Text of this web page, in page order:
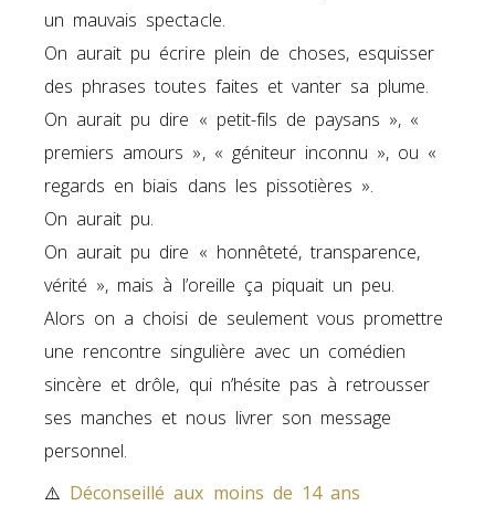
un mauvais spectacle.
On aurait pu écrire plein de choses, esquisser
des phrases toutes faites et vanter sa plume.
On aurait pu dire « petit-fils de paysans », «
premiers amours », « géniteur inconnu », ou «
regards en biais dans les pissotières ».
On aurait pu.
On aurait pu dire « honnêteté, transparence,
vérité », mais à l’oreille ça piquait un peu.
Alors on a choisi de seulement vous promettre
une rencontre singulière avec un comédien
sincère et drôle, qui n’hésite pas à retrousser
ses manches et nous livrer son message
personnel.
⚠️ Déconseillé aux moins de 14 ans